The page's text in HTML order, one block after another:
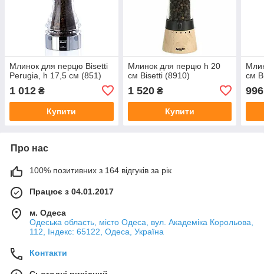
Млинок для перцю Bisetti
Perugia, h 17,5 см (851)
1 012 ₴
Купити
Млинок для перцю h 20
см Bisetti (8910)
1 520₴
Купити
см
996
Про нас
100% позитивних з 164 відгуків за рік
Працює з 04.01.2017
м. Одеса
Одеська область, місто Одеса, вул. Академіка Корольова,
112, Індекс: 65122, Одеса, Україна
Контакти